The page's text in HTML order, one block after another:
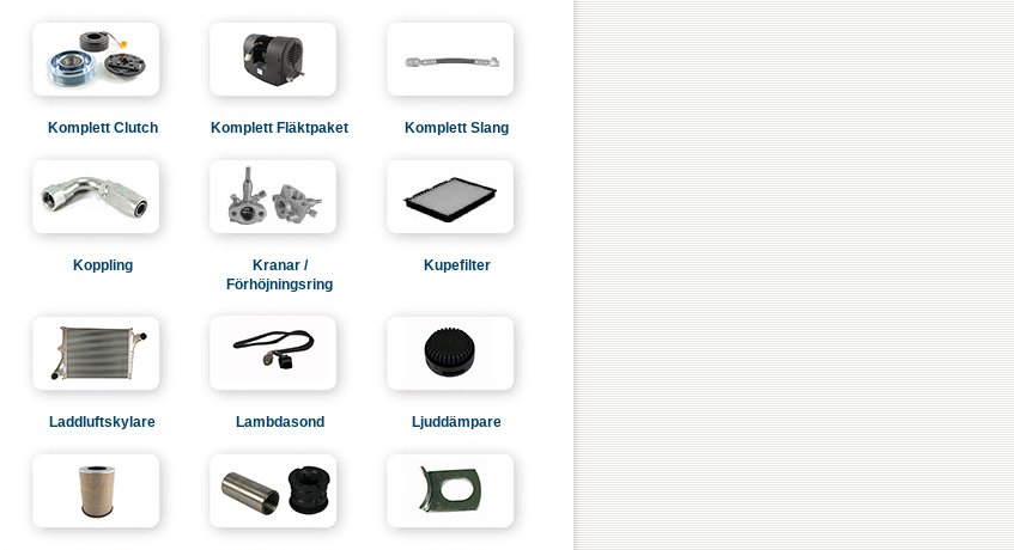
Komplett Clutch Komplett Fläktpaket Komplett Slang
Koppling
Kranar /
Förhöjningsring
Kupefilter
Laddluftskylare Lambdasond Ljuddämpare